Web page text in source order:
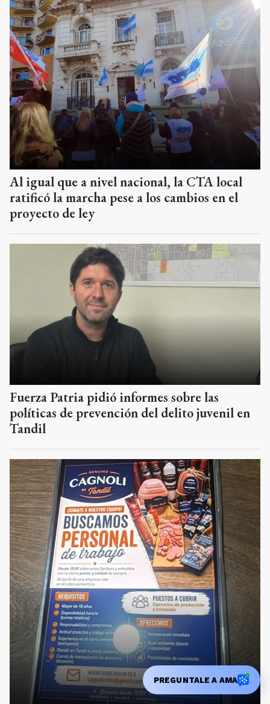
Al igual que a nivel nacional, la CTA local
ratificó la marcha pese a los cambios en el
proyecto de ley
Fuerza Patria pidió informes sobre las
políticas de prevención del delito juvenil en
Tandil
PREGUNTALE A AMA